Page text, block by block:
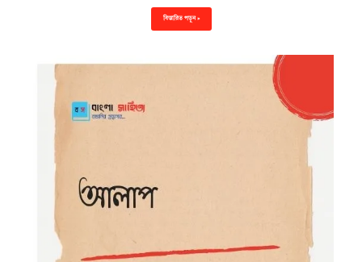
বিস্তারিত পড়ুন »